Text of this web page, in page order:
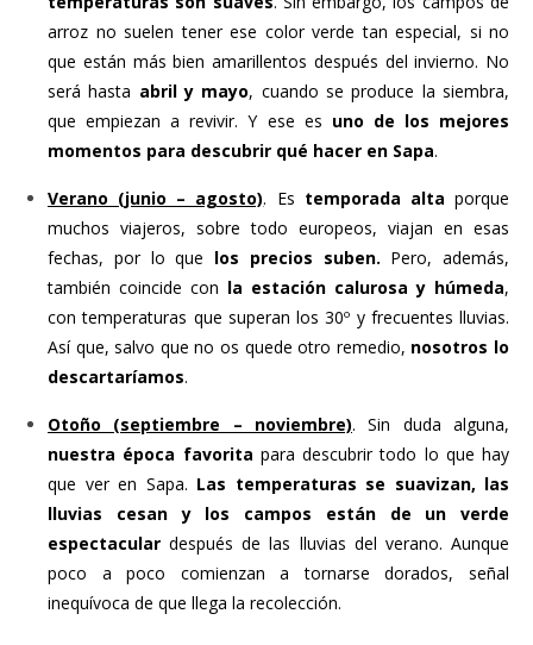
arroz no suelen tener ese color verde tan especial, si no
que están más bien amarillentos después del invierno. No
será hasta abril y mayo, cuando se produce la siembra,
que empiezan a revivir. Y ese es uno de los mejores
momentos para descubrir qué hacer en Sapa.
Verano (junio – agosto). Es temporada alta porque
muchos viajeros, sobre todo europeos, viajan en esas
fechas, por lo que los precios suben. Pero, además,
también coincide con la estación calurosa y húmeda,
con temperaturas que superan los 30º y frecuentes lluvias.
Así que, salvo que no os quede otro remedio, nosotros lo
descartaríamos.
Otoño (septiembre – noviembre). Sin duda alguna,
nuestra época favorita para descubrir todo lo que hay
que ver en Sapa. Las temperaturas se suavizan, las
lluvias cesan y los campos están de un verde
espectacular después de las lluvias del verano. Aunque
poco a poco comienzan a tornarse dorados, señal
inequívoca de que llega la recolección.